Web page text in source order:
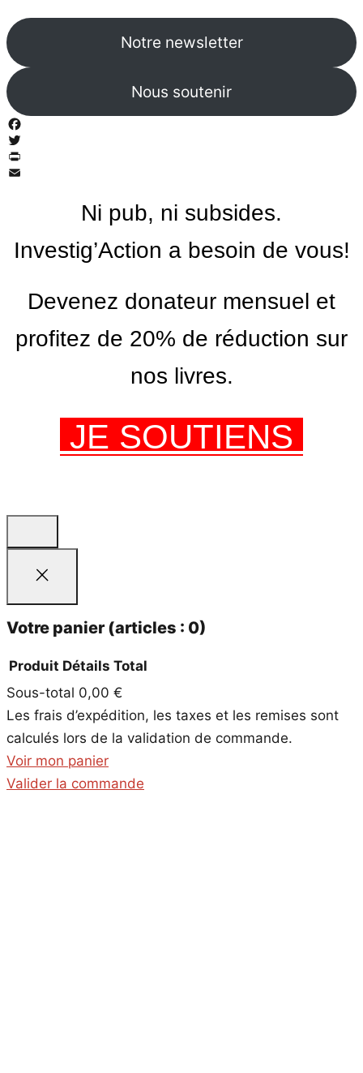
Notre newsletter
Nous soutenir
Facebook
Twitter
PrintFriendly
Ni pub, ni subsides.
Investig’Action a besoin de vous!
Devenez donateur mensuel et
profitez de 20% de réduction sur
nos livres.
JE SOUTIENS
Votre panier (articles : 0)
Produits
dans
le
panier
Produit Détails Total
Sous-total 0,00 €
Les frais d’expédition, les taxes et les remises sont
calculés lors de la validation de commande.
Voir mon panier
Valider la commande